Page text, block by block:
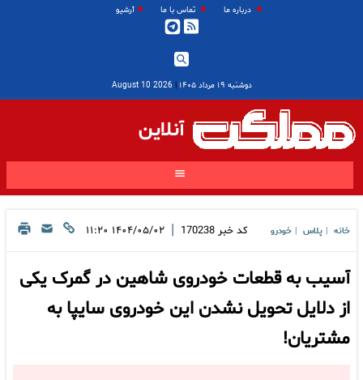
درباره ما تماس با ما آرشیو
دوشنبه ۱۹ مرداد ۱۴۰۵ |
2026 August 10
آنلاین
خانه پلاس خودرو کد خبر 170238
| ۱۴۰۴/۰۵/۰۲ ۱۱:۲۰
آسیب به قطعات خودروی شاهین در گمرک یکی
از دلایل تحویل نشدن این خودروی سایپا به
مشتریان!